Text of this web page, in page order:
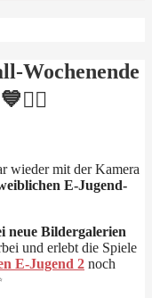
Wochenende
wieder mit der Kamera
E-Jugend-
neue Bildergalerien
und erlebt die Spiele
E-Jugend 2 noch